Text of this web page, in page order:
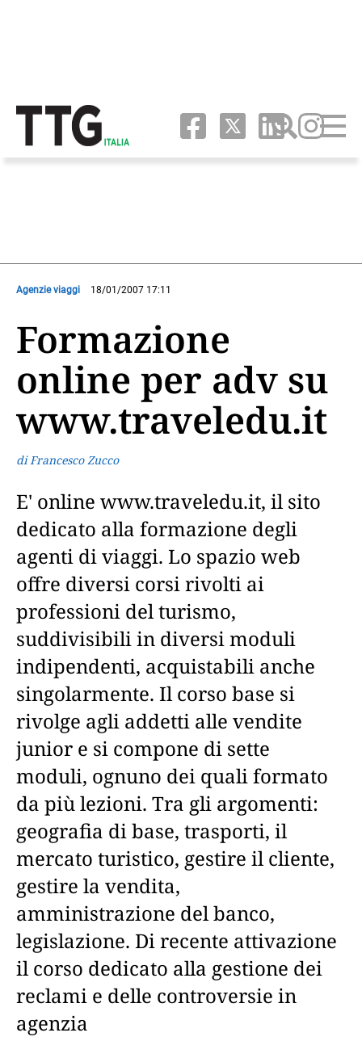
Agenzie viaggi 18/01/2007 17:11
Formazione
online per adv su
www.traveledu.it
di Francesco Zucco
E' online www.traveledu.it, il sito
dedicato alla formazione degli
agenti di viaggi. Lo spazio web
offre diversi corsi rivolti ai
professioni del turismo,
suddivisibili in diversi moduli
indipendenti, acquistabili anche
singolarmente. Il corso base si
rivolge agli addetti alle vendite
junior e si compone di sette
moduli, ognuno dei quali formato
da più lezioni. Tra gli argomenti:
geografia di base, trasporti, il
mercato turistico, gestire il cliente,
gestire la vendita,
amministrazione del banco,
legislazione. Di recente attivazione
il corso dedicato alla gestione dei
reclami e delle controversie in
agenzia